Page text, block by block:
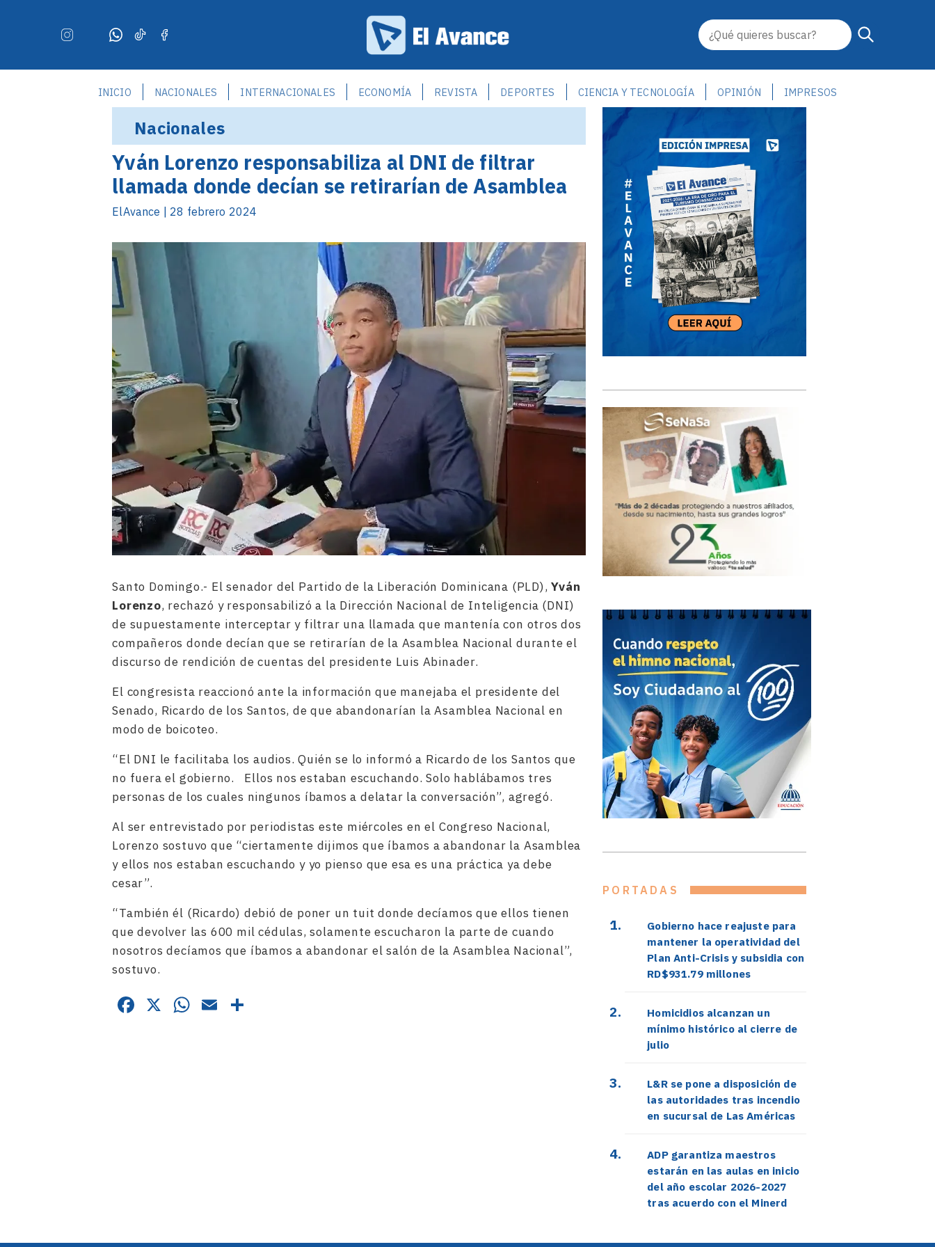
INICIO NACIONALES INTERNACIONALES ECONOMÍA REVISTA DEPORTES CIENCIA Y TECNOLOGÍA OPINIÓN IMPRESOS
Nacionales
Yván Lorenzo responsabiliza al DNI de filtrar
llamada donde decían se retirarían de Asamblea
ElAvance | 28 febrero 2024
Santo Domingo.- El senador del Partido de la Liberación Dominicana (PLD),Yván
Lorenzo, rechazó y responsabilizó a la Dirección Nacional de Inteligencia (DNI)
de supuestamente interceptar y filtrar una llamada que mantenía con otros dos
compañeros donde decían que se retirarían de la Asamblea Nacional durante el
discurso de rendición de cuentas del presidente Luis Abinader.
El congresista reaccionó ante la información que manejaba el presidente del
Senado, Ricardo de los Santos, de que abandonarían la Asamblea Nacional en
modo de boicoteo.
“El DNI le facilitaba los audios. Quién se lo informó a Ricardo de los Santos que
no fuera el gobierno. Ellos nos estaban escuchando. Solo hablábamos tres
personas de los cuales ningunos íbamos a delatar la conversación”, agregó.
Al ser entrevistado por periodistas este miércoles en el Congreso Nacional,
Lorenzo sostuvo que “ciertamente dijimos que íbamos a abandonar la Asamblea
y ellos nos estaban escuchando y yo pienso que esa es una práctica ya debe
cesar”.
“También él (Ricardo) debió de poner un tuit donde decíamos que ellos tienen
que devolver las 600 mil cédulas, solamente escucharon la parte de cuando
nosotros decíamos que íbamos a abandonar el salón de la Asamblea Nacional”,
sostuvo.
Facebook
X WhatsApp
Email
PORTADAS
Gobierno hace reajuste para
mantener la operatividad del
Plan Anti-Crisis y subsidia con
RD$931.79 millones
Homicidios alcanzan un
mínimo histórico al cierre de
julio
L&R se pone a disposición de
las autoridades tras incendio
en sucursal de Las Américas
ADP garantiza maestros
estarán en las aulas en inicio
del año escolar 2026-2027
tras acuerdo con el Minerd